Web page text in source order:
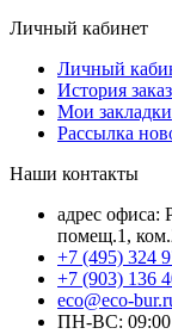
Личный кабинет
Личный
История
Мои закладки
Рассылка
Наши контакты
адрес офиса:
помещ.1,
+7 (495) 324
+7 (903) 136
eco@eco-
ПН-ВС: 09:00